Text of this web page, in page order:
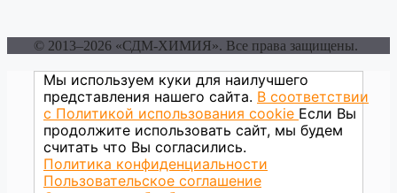
© 2013–2026 «СДМ-ХИМИЯ». Все права защищены.
Мы используем куки для наилучшего
представления нашего сайта. В соответствии
с Политикой использования сookie Если Вы
продолжите использовать сайт, мы будем
считать что Вы согласились.
Политика конфиденциальности
Пользовательское соглашение